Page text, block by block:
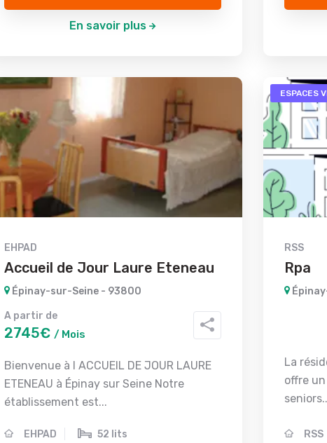
En savoir plus
EHPAD
Accueil de Jour Laure Eteneau
Épinay-sur-Seine - 93800
A partir de
2745€ / Mois
Bienvenue à l ACCUEIL DE JOUR LAURE
ETENEAU à Épinay sur Seine Notre
établissement est...
EHPAD 52 lits
ESPACES
RSS
Rpa
La
offre
RSS